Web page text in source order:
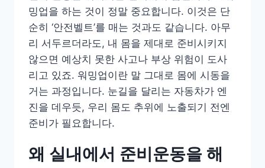
밍업을 하는 것이 정말 중요합니다. 이것은 단
순히 ‘안전벨트’를 매는 것과도 같습니다. 아무
리 서두르더라도, 내 몸을 제대로 준비시키지
않으면 예상치 못한 사고나 부상 위험이 도사
리고 있죠. 워밍업이란 말 그대로 몸에 시동을
거는 과정입니다. 눈길을 달리는 자동차가 엔
진을 데우듯, 우리 몸도 추위에 노출되기 전엔
준비가 필요합니다.
왜 실내에서 준비운동을 해